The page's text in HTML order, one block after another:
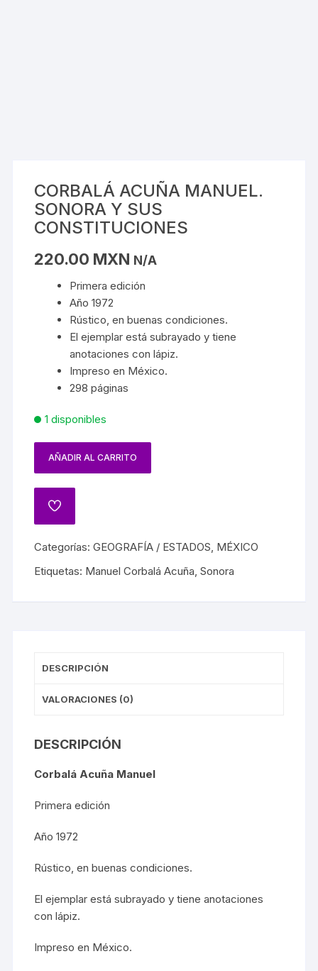
CORBALÁ ACUÑA MANUEL.
SONORA Y SUS
CONSTITUCIONES
220.00 MXN N/A
Primera edición
Año 1972
Rústico, en buenas condiciones.
El ejemplar está subrayado y tiene
anotaciones con lápiz.
Impreso en México.
298 páginas
1 disponibles
AÑADIR AL CARRITO
Categorías:GEOGRAFÍA / ESTADOS, MÉXICO
Etiquetas: Manuel Corbalá Acuña,Sonora
DESCRIPCIÓN
VALORACIONES (0)
DESCRIPCIÓN
Corbalá Acuña Manuel
Primera edición
Año 1972
Rústico, en buenas condiciones.
El ejemplar está subrayado y tiene anotaciones
con lápiz.
Impreso en México.